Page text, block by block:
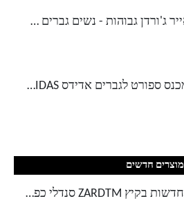
נעלי נייק אייר ג'ורדן גבוהות - נשים גברים NIKE AIR JORDAN
סט ג'קט ומכנס ספורט לגברים אדידס ADIDAS
מוצרים חדשים
נעלי נשים חדשות בקיץ ZARDTM סנדלי כפכפים שטוחים קווילטים שחורים עם רצועות צולבות